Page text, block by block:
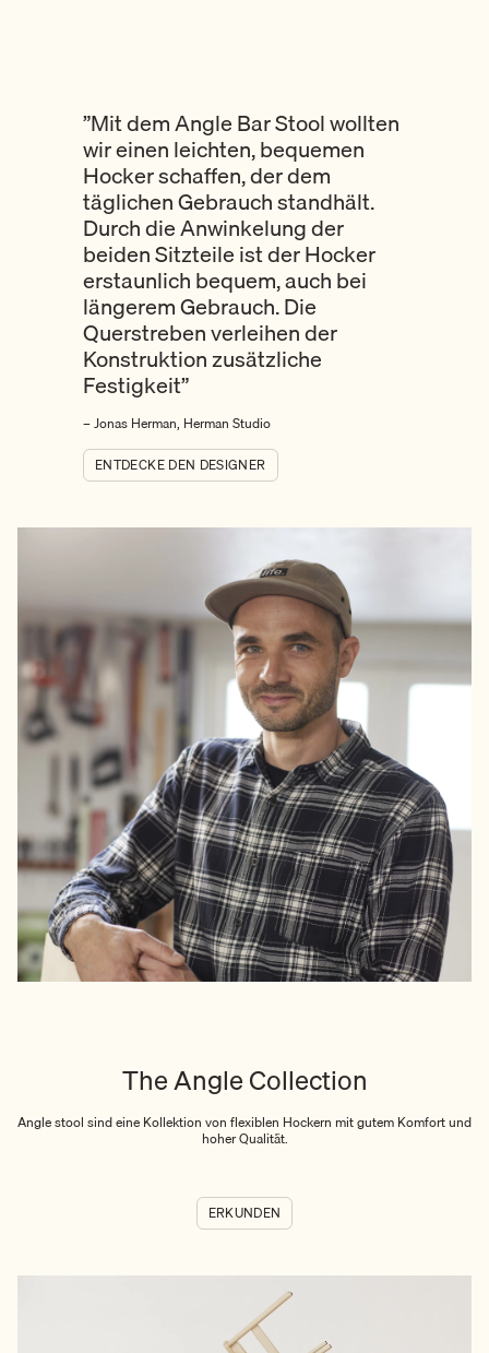
”Mit dem Angle Bar Stool wollten
wir einen leichten, bequemen
Hocker schaffen, der dem
täglichen Gebrauch standhält.
Durch die Anwinkelung der
beiden Sitzteile ist der Hocker
erstaunlich bequem, auch bei
längerem Gebrauch. Die
Querstreben verleihen der
Konstruktion zusätzliche
Festigkeit”
– Jonas Herman, Herman Studio
ENTDECKE DEN DESIGNER
The Angle Collection
Angle stool sind eine Kollektion von flexiblen Hockern mit gutem Komfort und
hoher Qualität.
ERKUNDEN